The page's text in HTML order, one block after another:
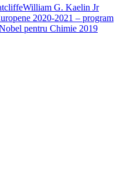
William G. Kaelin Jr
2020-2021 – program
pentru Chimie 2019